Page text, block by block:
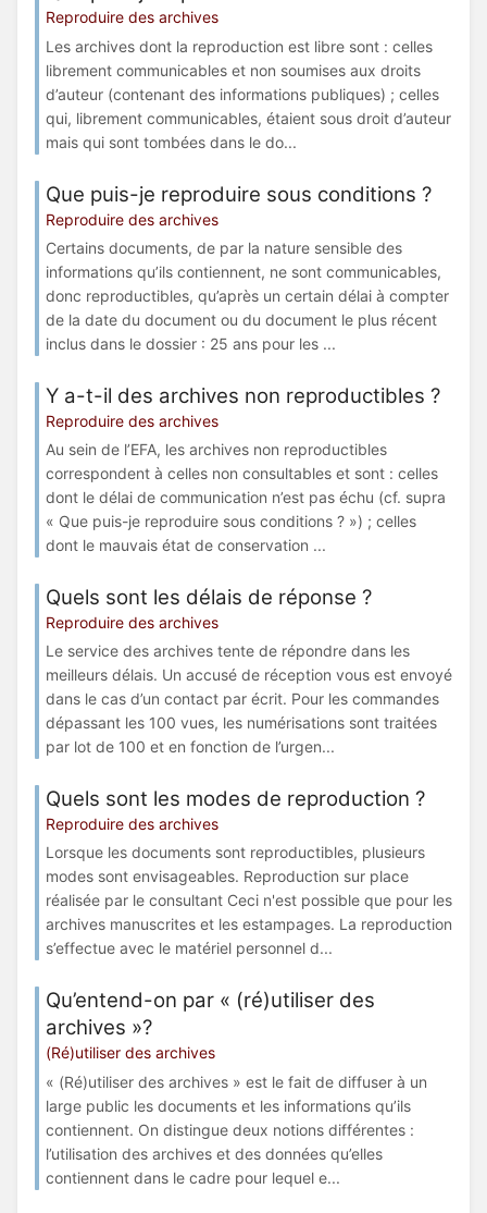
Reproduire des archives
Les archives dont la reproduction est libre sont : celles
librement communicables et non soumises aux droits
d’auteur (contenant des informations publiques) ; celles
qui, librement communicables, étaient sous droit d’auteur
mais qui sont tombées dans le do...
Que puis-je reproduire sous conditions ?
Reproduire des archives
Certains documents, de par la nature sensible des
informations qu’ils contiennent, ne sont communicables,
donc reproductibles, qu’après un certain délai à compter
de la date du document ou du document le plus récent
inclus dans le dossier : 25 ans pour les ...
Y a-t-il des archives non reproductibles ?
Reproduire des archives
Au sein de l’EFA, les archives non reproductibles
correspondent à celles non consultables et sont : celles
dont le délai de communication n’est pas échu (cf. supra
« Que puis-je reproduire sous conditions ? ») ; celles
dont le mauvais état de conservation ...
Quels sont les délais de réponse ?
Reproduire des archives
Le service des archives tente de répondre dans les
meilleurs délais. Un accusé de réception vous est envoyé
dans le cas d’un contact par écrit. Pour les commandes
dépassant les 100 vues, les numérisations sont traitées
par lot de 100 et en fonction de l’urgen...
Quels sont les modes de reproduction ?
Reproduire des archives
Lorsque les documents sont reproductibles, plusieurs
modes sont envisageables. Reproduction sur place
réalisée par le consultant Ceci n'est possible que pour les
archives manuscrites et les estampages. La reproduction
s’effectue avec le matériel personnel d...
Qu’entend-on par « (ré)utiliser des
archives »?
(Ré)utiliser des archives
« (Ré)utiliser des archives » est le fait de diffuser à un
large public les documents et les informations qu’ils
contiennent. On distingue deux notions différentes :
l’utilisation des archives et des données qu’elles
contiennent dans le cadre pour lequel e...